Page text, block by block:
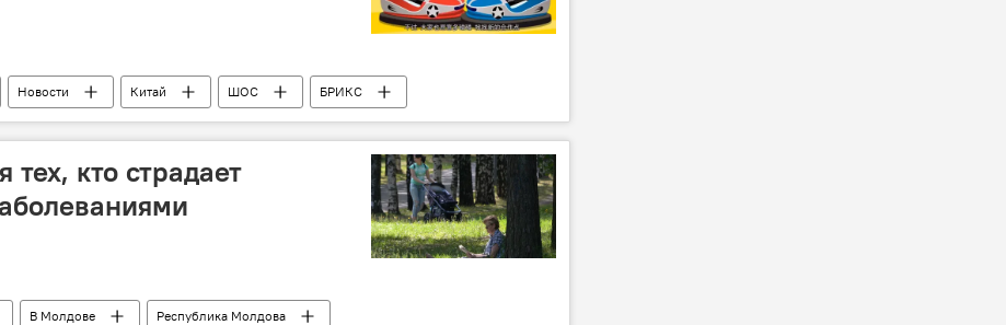
Новости Китай ШОС
БРИКС
Культура
кто страдает
В Молдове
Республика Молдова